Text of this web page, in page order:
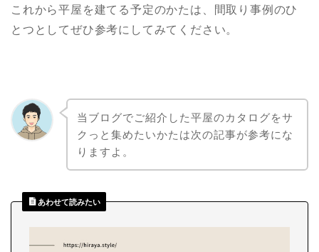
これから平屋を建てる予定のかたは、間取り事例のひ
とつとしてぜひ参考にしてみてください。
当ブログでご紹介した平屋のカタログをサ
クっと集めたいかたは次の記事が参考にな
りますよ。
あわせて読みたい